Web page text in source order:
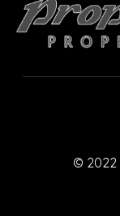
© 2022